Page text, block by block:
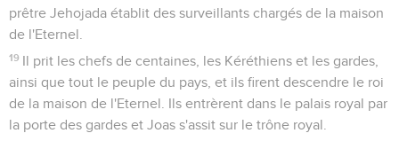
prêtre Jehojada établit des surveillants chargés de la maison
de l'Eternel.
19 Il prit les chefs de centaines, les Kéréthiens et les gardes,
ainsi que tout le peuple du pays, et ils firent descendre le roi
de la maison de l'Eternel. Ils entrèrent dans le palais royal par
la porte des gardes et Joas s'assit sur le trône royal.